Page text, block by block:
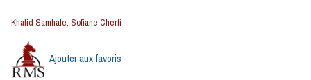
Khalid Samhale, Sofiane Cherfi
Ajouter aux favoris